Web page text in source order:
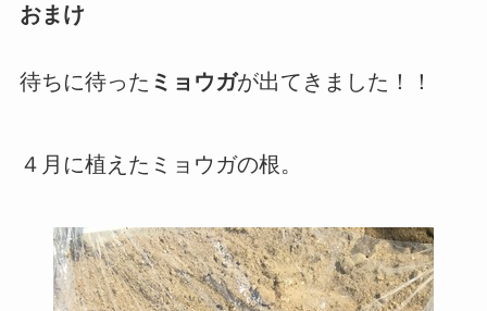
おまけ
待ちに待った ミョウガが出てきました！！
４月に植えたミョウガの根。